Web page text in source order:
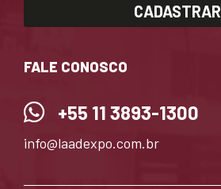
CADASTRAR
FALE CONOSCO
+55 11 3893-1300
info@laadexpo.com.br